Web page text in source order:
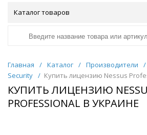
Каталог товаров
Главная / Каталог / Производители /
Security / Купить лицензию Nessus
КУПИТЬ ЛИЦЕНЗИЮ
PROFESSIONAL В УКРАИНЕ